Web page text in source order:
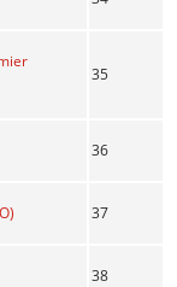
35
36
37
38